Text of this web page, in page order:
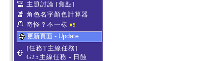
主題討論 [焦點]
角色名字顏色計算器
奇怪？不一樣 #5
更新頁面 - Update
[任務][主線任務]
G25主線任務 - 日蝕